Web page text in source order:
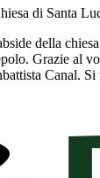
di Santa
della
Grazie al
Canal.